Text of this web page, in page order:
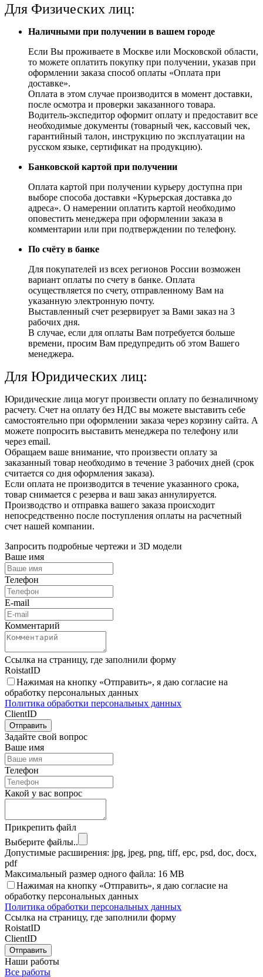
Для Физических лиц:
Наличными при получении в вашем городе
Если Вы проживаете в Москве или Московской области,
то можете оплатить покупку при получении, указав при
оформлении заказа способ оплаты «Оплата при
доставке».
Оплата в этом случае производится в момент доставки,
после осмотра и проверки заказанного товара.
Водитель-экспедитор оформит оплату и предоставит все
необходимые документы (товарный чек, кассовый чек,
гарантийный талон, инструкцию по эксплуатации на
русском языке, сертификат на продукцию).
Банковской картой при получении
Оплата картой при получении курьеру доступна при
выборе способа доставки «Курьерская доставка до
адреса». О намерении оплатить картой необходимо
оповестить менеджера при оформлении заказа в
комментарии или при подтверждении по телефону.
По счёту в банке
Для покупателей из всех регионов России возможен
вариант оплаты по счету в банке. Оплата
осуществляется по счету, отправленному Вам на
указанную электронную почту.
Выставленный счет резервирует за Вами заказ на 3
рабочих дня.
В случае, если для оплаты Вам потребуется больше
времени, просим Вам предупредить об этом Вашего
менеджера.
Для Юридических лиц:
Юридические лица могут произвести оплату по безналичному
расчету. Счет на оплату без НДС вы можете выставить себе
самостоятельно при оформлении заказа через корзину сайта. А
можете попросить выставить менеджера по телефону или
через email.
Обращаем ваше внимание, что произвести оплату за
заказанный товар необходимо в течение 3 рабочих дней (срок
считается со дня оформления заказа).
Если оплата не производится в течение указанного срока,
товар снимается с резерва и ваш заказ аннулируется.
Производство и отправка вашего заказа происходит
непосредственно после поступления оплаты на расчетный
счет нашей компании.
Запросить подробные чертежи и 3D модели
Ваше имя
Телефон
E-mail
Комментарий
Ссылка на страницу, где заполнили форму
RoistatID
Нажимая на кнопку «Отправить», я даю согласие на
обработку персональных данных
Политика обработки персональных данных
ClientID
Отправить
Задайте свой вопрос
Ваше имя
Телефон
Какой у вас вопрос
Прикрепить файл
Выберите файлы..
Допустимые расширения: jpg, jpeg, png, tiff, epc, psd, doc, docx,
pdf
Максимальный размер одного файла: 16 MB
Нажимая на кнопку «Отправить», я даю согласие на
обработку персональных данных
Политика обработки персональных данных
Ссылка на страницу, где заполнили форму
RoistatID
ClientID
Отправить
Наши работы
Все работы